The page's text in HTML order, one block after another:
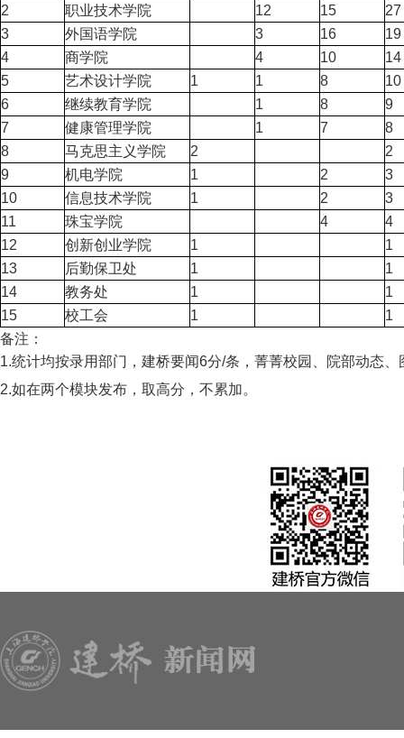
2
职业技术学院 12 15
27
3
外国语学院 3 16
19
4
商学院 4 10
14
5
艺术设计学院 1 1 8
10
6
继续教育学院 1 8
9
7
健康管理学院 1 7
8
8
马克思主义学院 2
2
9
机电学院 1 2
3
10
信息技术学院 1 2
3
11
珠宝学院 4
4
12
创新创业学院 1
1
13
后勤保卫处 1
1
14
教务处 1
1
15
校工会 1
1
备注：
1.统计均按录用部门，建桥要闻6分/条，菁菁校园、院部动态
2.如在两个模块发布，取高分，不累加。